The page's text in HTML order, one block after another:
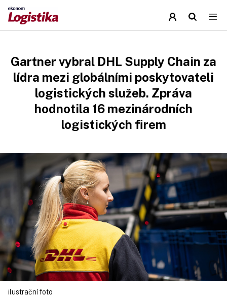
Gartner vybral DHL Supply Chain za
lídra mezi globálními poskytovateli
logistických služeb. Zpráva
hodnotila 16 mezinárodních
logistických firem
ilustrační foto